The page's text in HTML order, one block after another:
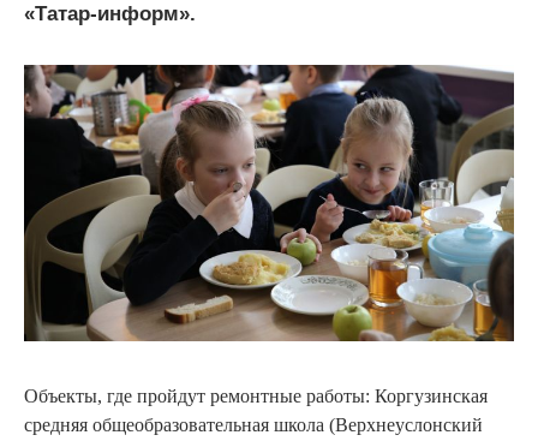
«Татар-информ».
Объекты, где пройдут ремонтные работы: Коргузинская
средняя общеобразовательная школа (Верхнеуслонский